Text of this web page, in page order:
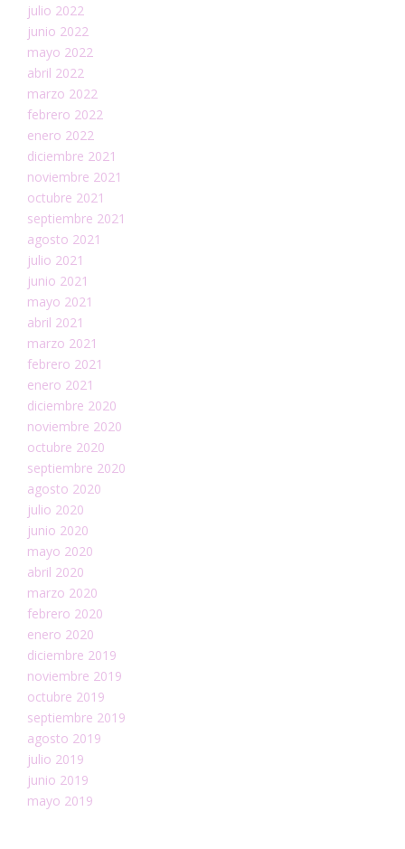
julio 2022
junio 2022
mayo 2022
abril 2022
marzo 2022
febrero 2022
enero 2022
diciembre 2021
noviembre 2021
octubre 2021
septiembre 2021
agosto 2021
julio 2021
junio 2021
mayo 2021
abril 2021
marzo 2021
febrero 2021
enero 2021
diciembre 2020
noviembre 2020
octubre 2020
septiembre 2020
agosto 2020
julio 2020
junio 2020
mayo 2020
abril 2020
marzo 2020
febrero 2020
enero 2020
diciembre 2019
noviembre 2019
octubre 2019
septiembre 2019
agosto 2019
julio 2019
junio 2019
mayo 2019